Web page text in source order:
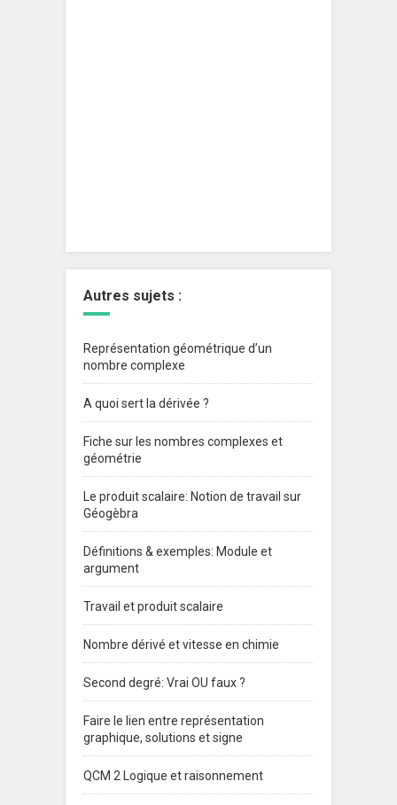
Autres sujets :
Représentation géométrique d’un
nombre complexe
A quoi sert la dérivée ?
Fiche sur les nombres complexes et
géométrie
Le produit scalaire: Notion de travail sur
Géogèbra
Définitions & exemples: Module et
argument
Travail et produit scalaire
Nombre dérivé et vitesse en chimie
Second degré: Vrai OU faux ?
Faire le lien entre représentation
graphique, solutions et signe
QCM 2 Logique et raisonnement